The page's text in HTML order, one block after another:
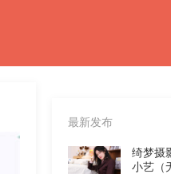
最新发布
绮梦摄
小艺（